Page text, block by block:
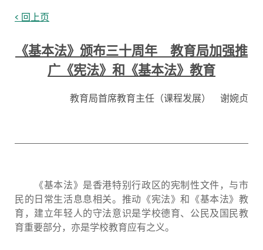
< 回上页
《基本法》颁布三十周年 教育局加强推
广《宪法》和《基本法》教育
教育局首席教育主任（课程发展） 谢婉贞
《基本法》是香港特别行政区的宪制性文件，与市
民的日常生活息息相关。推动《宪法》和《基本法》教
育，建立年轻人的守法意识是学校德育、公民及国民教
育重要部分，亦是学校教育应有之义。